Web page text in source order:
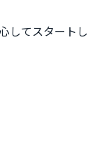
してスタートし